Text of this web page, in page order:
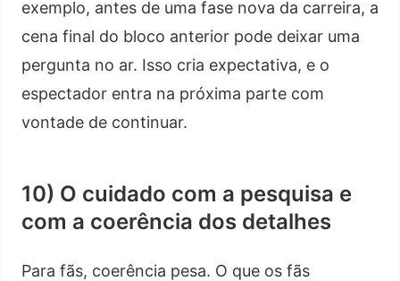
exemplo, antes de uma fase nova da carreira, a
cena final do bloco anterior pode deixar uma
pergunta no ar. Isso cria expectativa, e o
espectador entra na próxima parte com
vontade de continuar.
10) O cuidado com a pesquisa e
com a coerência dos detalhes
Para fãs, coerência pesa. O que os fãs